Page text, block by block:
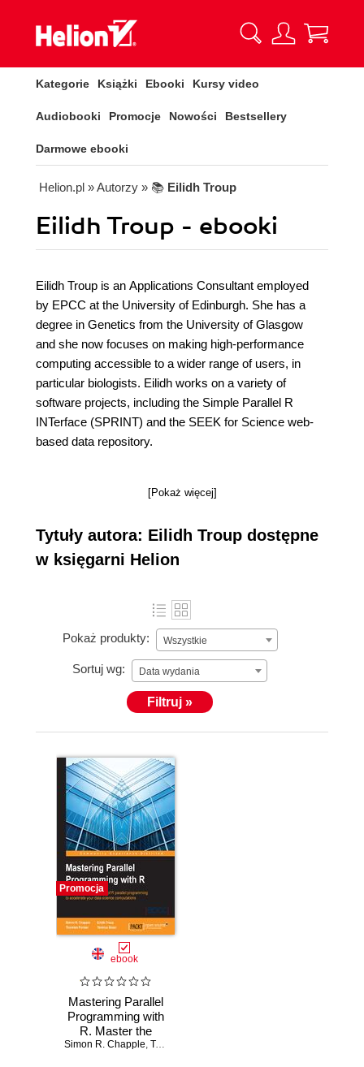
Kategorie Książki Ebooki Kursy video
Audiobooki Promocje Nowości Bestsellery
Darmowe ebooki
Helion.pl » Autorzy » 📚 Eilidh Troup
Eilidh Troup - ebooki
Eilidh Troup is an Applications Consultant employed
by EPCC at the University of Edinburgh. She has a
degree in Genetics from the University of Glasgow
and she now focuses on making high-performance
computing accessible to a wider range of users, in
particular biologists. Eilidh works on a variety of
software projects, including the Simple Parallel R
INTerface (SPRINT) and the SEEK for Science web-
based data repository.
[Pokaż więcej]
Tytuły autora: Eilidh Troup dostępne
w księgarni Helion
Pokaż produkty: Wszystkie
Sortuj wg: Data wydania
Filtruj »
Promocja
ebook
Mastering Parallel
Programming with
R. Master the
robust features of
Simon R. Chapple, Terence Sloan